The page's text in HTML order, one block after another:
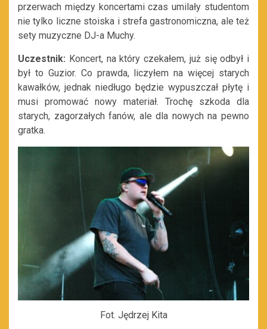
przerwach między koncertami czas umilały studentom
nie tylko liczne stoiska i strefa gastronomiczna, ale też
sety muzyczne DJ-a Muchy.
Uczestnik: Koncert, na który czekałem, już się odbył i
był to Guzior. Co prawda, liczyłem na więcej starych
kawałków, jednak niedługo będzie wypuszczał płytę i
musi promować nowy materiał. Trochę szkoda dla
starych, zagorzałych fanów, ale dla nowych na pewno
gratka.
Fot. Jędrzej Kita